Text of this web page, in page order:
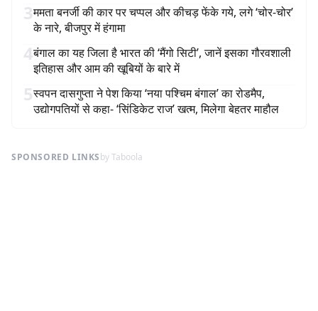
3ममता बनर्जी की कार पर चप्पल और कीचड़ फेंके गये, लगे ‘चोर-चोर’
के नारे, बीजपुर में हंगामा
4बंगाल का यह जिला है भारत की ‘मैंगो सिटी’, जानें इसका गौरवशाली
इतिहास और आम की खूबियों के बारे में
5स्वपन दासगुप्ता ने पेश किया ‘नया पश्चिम बंगाल’ का रोडमैप,
उद्योगपतियों से कहा- ‘सिंडिकेट राज’ खत्म, मिलेगा बेहतर माहौल
SPONSORED LINKSby Taboola